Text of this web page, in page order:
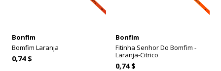
Bonfim
Bomfim Laranja
0,74 $
Bonfim
Fitinha Senhor Do Bomfim -
Laranja-Citrico
0,74 $